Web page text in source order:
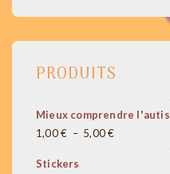
PRODUITS
Mieux comprendre
1,00€ – 5,00€Plage
Stickers